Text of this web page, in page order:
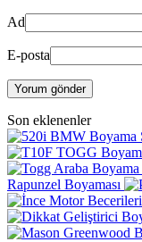
Ad
E-posta
Yorum gönder
Son eklenenler
Rapunzel Boyaması